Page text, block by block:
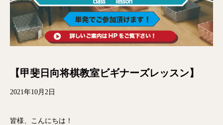
【甲斐日向将棋教室ビギナーズレッスン】
2021年10月2日
皆様、こんにちは！